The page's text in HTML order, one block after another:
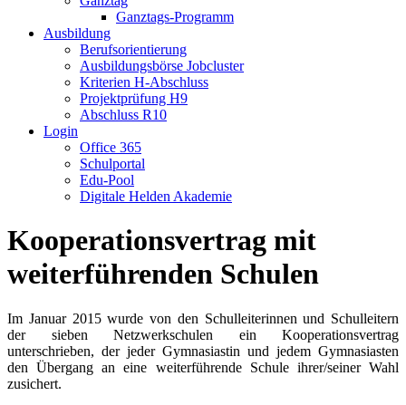
Ganztags-Programm
Ausbildung
Berufsorientierung
Ausbildungsbörse Jobcluster
Kriterien H-Abschluss
Projektprüfung H9
Abschluss R10
Login
Office 365
Schulportal
Edu-Pool
Digitale Helden Akademie
Kooperationsvertrag mit
weiterführenden Schulen
Im Januar 2015 wurde von den Schulleiterinnen und Schulleitern
der sieben Netzwerkschulen ein Kooperationsvertrag
unterschrieben, der jeder Gymnasiastin und jedem Gymnasiasten
den Übergang an eine weiterführende Schule ihrer/seiner Wahl
zusichert.